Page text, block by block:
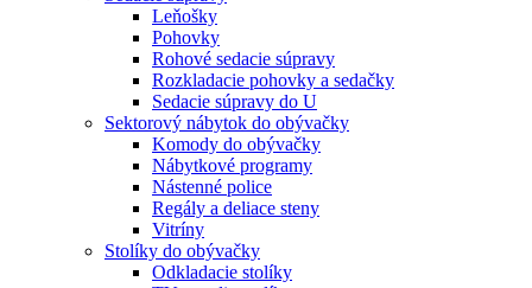
Leňošky
Pohovky
Rohové sedacie súpravy
Rozkladacie pohovky a sedačky
Sedacie súpravy do U
Sektorový nábytok do obývačky
Komody do obývačky
Nábytkové programy
Nástenné police
Regály a deliace steny
Vitríny
Stolíky do obývačky
Odkladacie stolíky